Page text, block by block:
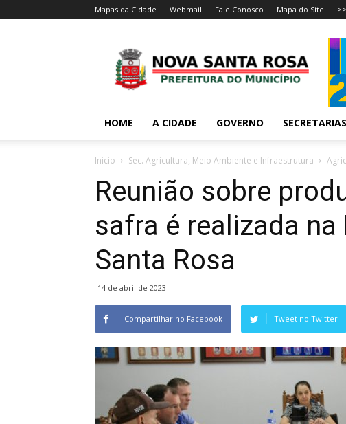
Mapas da Cidade Webmail Fale Conosco Mapa do Site
HOME A CIDADE GOVERNO SECRETARIAS
Inicio Sec. Agricultura, Meio Ambiente e Infraestrutura
Reunião sobre
safra é realizada
Santa Rosa
14 de abril de 2023
Compartilhar no Facebook Tweet no Twitter